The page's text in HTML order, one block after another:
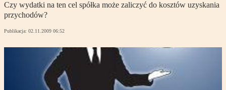
Czy wydatki na ten cel spółka może zaliczyć do kosztów uzyskania
przychodów?
Publikacja: 02.11.2009 06:52